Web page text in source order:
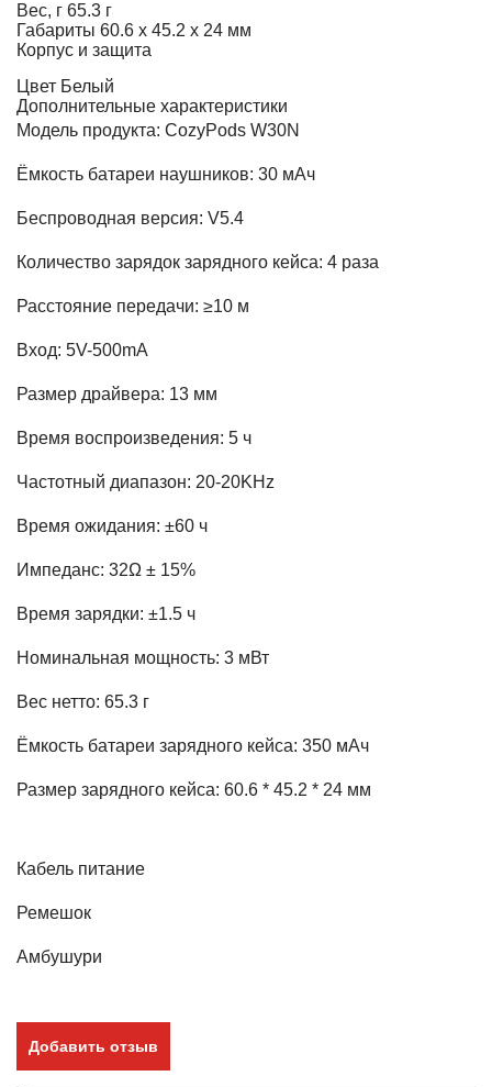
Вес, г 65.3 г
Габариты 60.6 х 45.2 х 24 мм
Корпус и защита
Цвет Белый
Дополнительные характеристики
Модель продукта: CozyPods W30N
Ёмкость батареи наушников: 30 мАч
Беспроводная версия: V5.4
Количество зарядок зарядного кейса: 4 раза
Расстояние передачи: ≥10 м
Вход: 5V-500mA
Размер драйвера: 13 мм
Время воспроизведения: 5 ч
Частотный диапазон: 20-20KHz
Время ожидания: ±60 ч
Импеданс: 32Ω ± 15%
Время зарядки: ±1.5 ч
Номинальная мощность: 3 мВт
Вес нетто: 65.3 г
Ёмкость батареи зарядного кейса: 350 мАч
Размер зарядного кейса: 60.6 * 45.2 * 24 мм
Кабель питание
Ремешок
Амбушури
Добавить отзыв